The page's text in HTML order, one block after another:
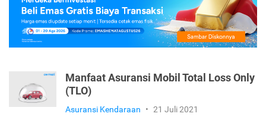
Manfaat Asuransi Mobil Total Loss Only
(TLO)
Asuransi Kendaraan • 21 Juli 2021